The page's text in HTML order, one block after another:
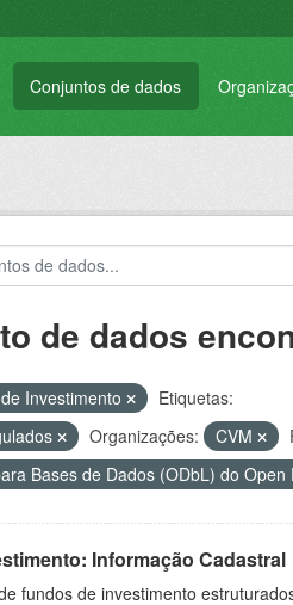
Conjuntos de dados
de dados
Investimento
Etiquetas:
Organizações: CVM
Bases de Dados (ODbL) do Open
Informação Cadastral
fundos de investimento